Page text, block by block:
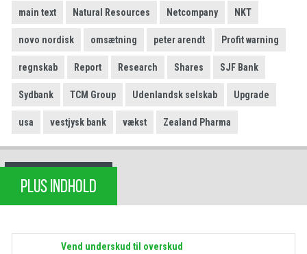
main text Natural Resources Netcompany NKT
novo nordisk omsætning peter arendt Profit warning
regnskab Report Research Shares SJF Bank
Sydbank TCM Group Udenlandsk selskab Upgrade
usa vestjysk bank vækst Zealand Pharma
PLUS INDHOLD
Vend underskud til overskud